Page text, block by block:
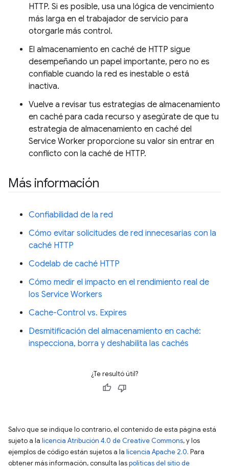
HTTP. Si es posible, usa una lógica de vencimiento
más larga en el trabajador de servicio para
otorgarle más control.
El almacenamiento en caché de HTTP sigue
desempeñando un papel importante, pero no es
confiable cuando la red es inestable o está
inactiva.
Vuelve a revisar tus estrategias de almacenamiento
en caché para cada recurso y asegúrate de que tu
estrategia de almacenamiento en caché del
Service Worker proporcione su valor sin entrar en
conflicto con la caché de HTTP.
Más información
Confiabilidad de la red
Cómo evitar solicitudes de red innecesarias con la
caché HTTP
Codelab de caché HTTP
Cómo medir el impacto en el rendimiento real de
los Service Workers
Cache-Control vs. Expires
Desmitificación del almacenamiento en caché:
inspecciona, borra y deshabilita las cachés
¿Te resultó útil?
Salvo que se indique lo contrario, el contenido de esta página está
sujeto a la licencia Atribución 4.0 de Creative Commons, y los
ejemplos de código están sujetos a la licencia Apache 2.0. Para
obtener más información, consulta laspolíticas del sitio de